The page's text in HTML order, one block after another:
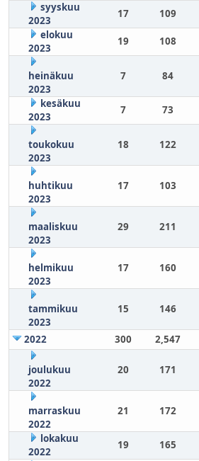
syyskuu
2023
17 109
elokuu
2023
19 108
heinäkuu
2023
7 84
kesäkuu
2023
7 73
toukokuu
2023
18 122
huhtikuu
2023
17 103
maaliskuu
2023
29 211
helmikuu
2023
17 160
tammikuu
2023
15 146
2022 300 2,547
joulukuu
2022
20 171
marraskuu
2022
21 172
lokakuu
2022
19 165